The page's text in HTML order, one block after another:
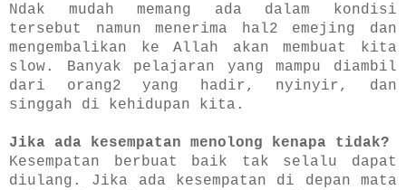
Ndak mudah memang ada dalam kondisi
tersebut namun menerima hal2 emejing dan
mengembalikan ke Allah akan membuat kita
slow. Banyak pelajaran yang mampu diambil
dari orang2 yang hadir, nyinyir, dan
singgah di kehidupan kita.
Jika ada kesempatan menolong kenapa tidak?
Kesempatan berbuat baik tak selalu dapat
diulang. Jika ada kesempatan di depan mata